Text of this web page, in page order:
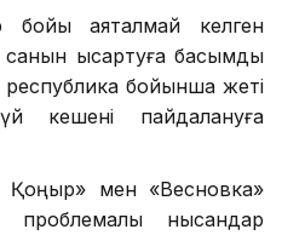
аяқталмай келген
қысқартуға басымдық
бойынша жеті
кешені пайдалануға
мен «Весновка»
проблемалы нысандар